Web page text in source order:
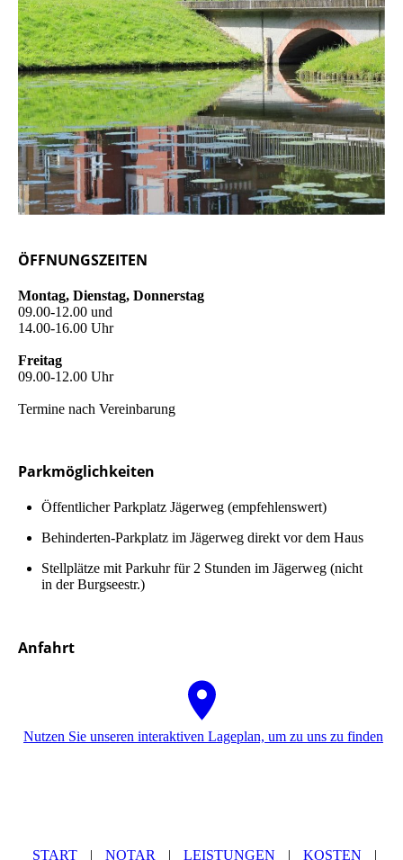
ÖFFNUNGSZEITEN
Montag, Dienstag, Donnerstag
09.00-12.00 und
14.00-16.00 Uhr
Freitag
09.00-12.00 Uhr
Termine nach Vereinbarung
Parkmöglichkeiten
Öffent­lich­er Parkplatz Jägerweg (em­pfeh­lens­wert)
Be­hin­der­ten-Parkplatz im Jägerweg direkt vor dem Haus
Stellplätze mit Park­uhr für 2 Stunden im Jägerweg (nicht
in der Burgseestr.)
Anfahrt
Nutzen Sie unseren interaktiven La­ge­plan, um zu uns zu finden
START | NOTAR | LEISTUNGEN | KOSTEN |